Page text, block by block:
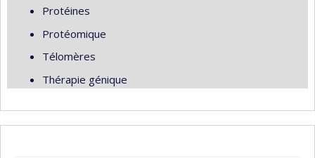
Protéines
Protéomique
Télomères
Thérapie génique